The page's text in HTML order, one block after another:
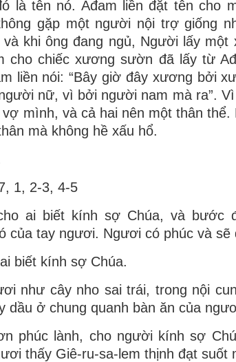
là tên nó. Ađam liền đặt tên cho
gặp một người nội trợ giống
và khi ông đang ngủ, Người lấy
cho chiếc xương sườn đã lấy từ
liền nói: “Bây giờ đây xương bởi
nữ, vì bởi người nam mà ra”.
mình, và cả hai nên một thân
mà không hề xấu hổ.
1, 2-3, 4-5
ai biết kính sợ Chúa, và bước
của tay ngươi. Ngươi có phúc và sẽ
biết kính sợ Chúa.
như cây nho sai trái, trong nội
dầu ở chung quanh bàn ăn của
phúc lành, cho người kính sợ
thấy Giê-ru-sa-lem thịnh đạt suốt